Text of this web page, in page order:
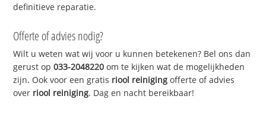
definitieve reparatie.
Offerte of advies nodig?
Wilt u weten wat wij voor u kunnen betekenen? Bel ons dan
gerust op033-2048220 om te kijken wat de mogelijkheden
zijn. Ook voor een gratis riool reiniging offerte of advies
over riool reiniging. Dag en nacht bereikbaar!